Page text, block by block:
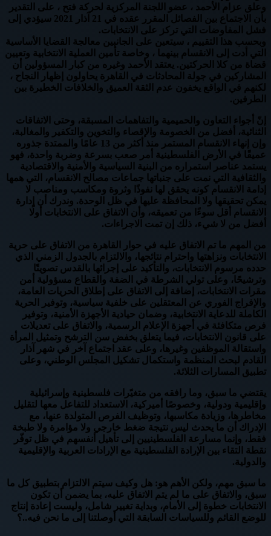
وعلق عزام الأحمد ، عضو اللجنة المركزية لحركة فتح ، على التقدير
بأن الاجتماع بين الفصائل المقرر عقده في 21 آذار 2021 سيؤدي إلى
فشل المفاوضات التي تركز على الانتخابات.
وبحسب هذا التقييم ، سيتعين على الجانبين معالجة القضايا الأساسية
التي أدت إلى الانقسام بينهما ، وخاصة تأمين العملية الانتخابية وتعيين
قضاة من كلا الحركتين. يعتقد الأحمد وغيره من كبار المسؤولين أن
المشاركين في جولة المحادثات في القاهرة يحاولون إظهار النجاح ،
لكنهم في الواقع يخفون عدم الثقة العميق والخلافات الخطيرة بين
الطرفين.
إنّ أجواء التعاون والحميمية والتفاهمات المسبقة، وحتى الاتفاقات
الثنائية، أفضل من الخصومة والإقصاء والتخوين والتكفير والمغالبة،
وإن إنهاء الانقسام المستمر منذ أكثر من 13 عامًا والممتدة جذوره
عميقًا في الأرض الفلسطينية أمر صعب بسرعة وضربة واحدة، فهو
يستمد عناصر استمراره من البنية السياسية والأمنية والاقتصادية
والثقافية التي نمت على جنباتها جماعات مصالح الانقسام، التي همها
إدامة الانقسام كونه يحقق لها نفوذًا وثروة ومكاسب ومناصب لا
يمكن تحقيقها ولا المحافظة عليها في ظل الوحدة. وندرك أن إدارة
الانقسام أقل سوءًا من تعميقه، وأن الاتفاق على الانتخابات أولًا
أفضل من لا شيء، ذلك إن تمت الاجراءات.
من المهم ما تم الاتفاق عليه في حوار القاهرة من الاتفاق على حرية
الانتخابات ونزاهتها واحترام نتائجها، والالتزام بالجدول الزمني الذي
حدده مرسوم الانتخابات، والتأكيد على إجرائها بالقدس تصويتًا
وترشيحًا، وعلى تولي الشرطة في الضفة والقطاع مسؤولية أمن
مقرات الانتخابات، إضافة إلى الاتفاق على إطلاق الحريات العامة،
والإفراج الفوري عن المعتقلين على خلفية سياسية، وتوفير الحرية
الكاملة للدعاية الانتخابية، وضمان حيادية الأجهزة الأمنية، وتوفير
فرص متكافئة في أجهزة الإعلام الرسمية، والاتفاق على تعديلات
على قانون الانتخابات، فيما يتعلق بخفض سن الترشح وتمثيل المرأة
واستقالة الموظفين وغيرها، وعلى عقد اجتماع آخر في شهر آذار
القادم لبحث المنظمة واستكمال تشكيل المجلس الوطني، وعلى
تطبيق المسارات الثلاثة.
يقتضي ما سبق، وما رافقه من متغيّرات فلسطينية وإسرائيلية
وإقليمية ودولية، وخصوصًا أميركية، الاستعداد للتفاعل معها لتقليل
مخاطرها، وزيادة مكاسبها، وتوظيف الفرص المتولدة عنها، مع
الإدراك أن ما يحدث ليس نتيجة ضغط خارجي ولا مؤامرة ولا طبخة
فقط، وإنما مسارعة الفلسطينيين إلى تأهيل أنفسهم في ظل توفّر
نقطة التقاء بين الإرادة الفلسطينية مع الإرادات العربية والإقليمية
والدولية.
ما سبق مهم، ولكن الأهم هو: هل وكيف سيتم الالتزام بتطبيق كل ما
سبق، والاتفاق على ما لم يتم الاتفاق عليه، بما يضمن أن تكون
الانتخابات خطوة إلى الأمام، وبداية تغيير شامل، وليست إعادة إنتاج
للوضع القائم وللسياسات السابقة التي أوصلتنا إلى ما نحن فيه..؟